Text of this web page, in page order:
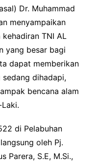
Dr. Muhammad
menyampaikan
TNI AL
yang besar bagi
dapat memberikan
sedang dihadapi,
bencana alam
di Pelabuhan
oleh Pj.
Parera, S.E, M.Si.,